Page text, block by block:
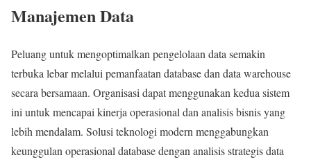
Manajemen Data
Peluang untuk mengoptimalkan pengelolaan data semakin
terbuka lebar melalui pemanfaatan database dan data warehouse
secara bersamaan. Organisasi dapat menggunakan kedua sistem
ini untuk mencapai kinerja operasional dan analisis bisnis yang
lebih mendalam. Solusi teknologi modern menggabungkan
keunggulan operasional database dengan analisis strategis data